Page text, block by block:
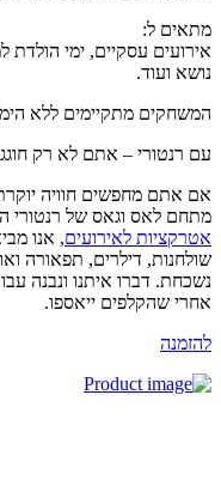
ל:
עסקיים, ימי הולדת
ועוד.
מתקיימים ללא
רנטורי – אתם לא רק
אתם מחפשים חוויה
לאס וגאס של רנטורי
לאירועים, אנו
דילרים, תפאורה
דברו איתנו ונבנה
שהקלפים ייאספו.